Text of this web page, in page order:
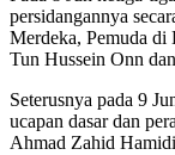
persidangannya
Merdeka, Pemuda di
Tun Hussein Onn
Seterusnya pada 9
ucapan dasar dan
Ahmad Zahid